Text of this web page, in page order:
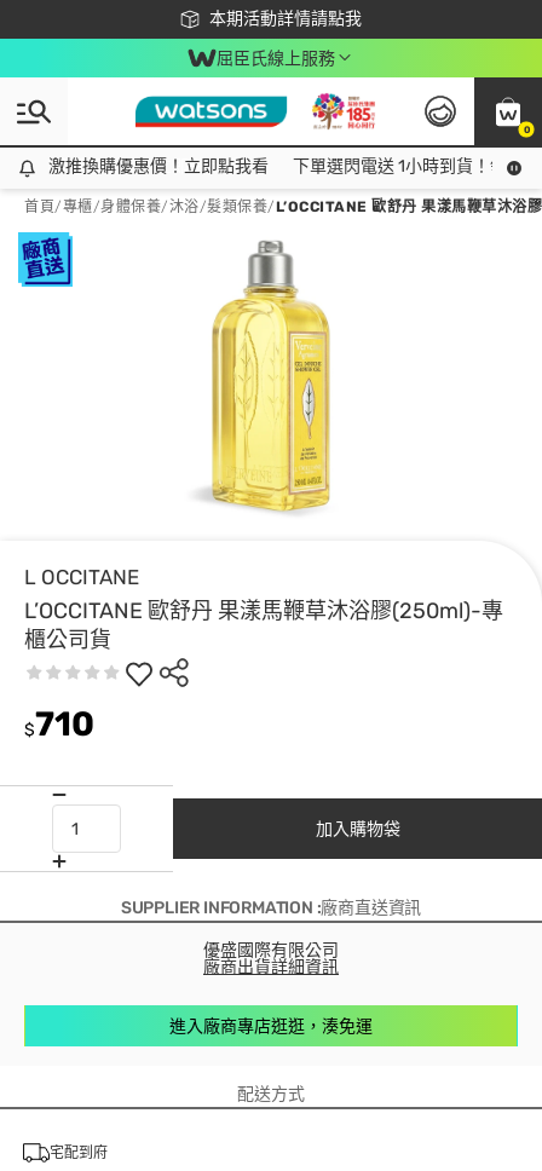
本期活動詳情請點我
下載app最高回饋$350
屈臣氏線上服務
0
激推換購優惠價！立即點我看
激推換購優惠價！立即點我看 下單選閃電送 1小時到貨！領神
首頁/專櫃/身體保養/沐浴/髮類保養/L’OCCITANE 歐舒丹 果漾馬鞭草沐
L OCCITANE
L’OCCITANE 歐舒丹 果漾馬鞭草沐浴膠(250ml)-專
櫃公司貨
$710
加入購物袋
SUPPLIER INFORMATION :廠商直送資訊
優盛國際有限公司
廠商出貨詳細資訊
進入廠商專店逛逛，湊免運
配送方式
宅配到府